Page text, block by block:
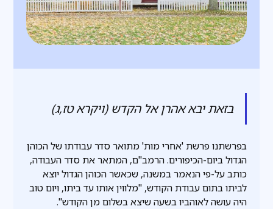
בזאת יבא אהרן אל הקדש (ויקרא טז,ג)
בפרשתנו פרשת 'אחרי מות' מתואר סדר עבודתו של הכוהן
הגדול ביום-הכיפורים. הרמב"ם, המתאר את סדר העבודה,
כותב על-פי הנאמר במשנה, שכאשר הכוהן הגדול יוצא
לביתו בתום עבודת הקודש, "מלווין אותו עד ביתו, ויום טוב
היה עושה לאוהביו בשעה שיצא בשלום מן הקודש".